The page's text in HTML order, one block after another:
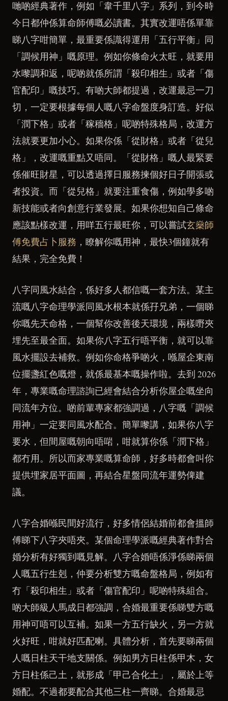
哋啲經典著作，例如「韋千里八字」系列，到今時
今日都仲係算命師傅嘅必讀書。其實改運唔係單靠
睇八字咁簡單，最重要係識得運用「五行平衡」同
「調候用神」嘅原理。例如你條命火太旺，就要用
水嚟調和返，呢啲就係所謂「殺印相生」或者「傷
官配印」嘅技巧。有啲大師都提過，改運最忌一刀
切，一定要根據每個人嘅八字命盤度身訂造。好似
「潤下格」或者「稼穡格」呢啲特殊格局，改運方
法就要更加小心。如果你係「從財格」或者「從兒
格」，改運嘅重點又唔同。「從財格」嘅人最緊要
係催旺財星，可以透過擇日服務揀個好日子開張或
者投資。而「從兒格」就要注重食傷，例如學多啲
新技能或者向創意行業發展。如果你想知自己條命
應該點樣改運，用咩五行最旺你，可以嘗試玄燊師
傅免費占卜服務 ，瞭解你嘅用神，最快3個鐘就有
結果，完全免費！
八字同風水結合，係好多人都信嘅一套方法。某主
流嘅八字命理學派同風水根本就係孖兄弟，一個睇
你嘅先天命格，一個幫你改善後天環境，兩樣嘢夾
埋先至最全面。如果你八字五行唔平衡，就可以靠
風水擺設去補救。例如你命格爭啲火，喺屋企東南
位擺盞紅色嘅燈，就係最基本嘅操作啦。去到 2026
年，專業嘅命理諮詢已經會結合分析你屋企嘅坐向
同流年方位。啲前輩專家都強調過，八字嘅「調候
用神」一定要同風水配合。簡單嚟講，如果你八字
要水，但間屋嘅朝向唔啱，咁就算你係「潤下格」
都冇用。所以而家專業嘅算命師，好多時都會叫你
提供埋家居平面圖，再結合星盤同流年運勢俾建
議。
八字合婚喺民間好流行，好多情侶結婚前都會搵師
傅睇下八字夾唔夾。某個命理學派嘅經典著作對合
婚分析有好獨到嘅見解。八字合婚唔係淨係睇兩個
人嘅五行生剋，仲要分析雙方嘅命盤格局，例如有
冇「殺印相生」或者「傷官配印」呢啲特殊組合。
啲大師級人馬成日都強調，合婚最重要係睇雙方嘅
用神可唔可以互補。如果一方五行缺火，另一方就
火好旺，咁就好匹配喇。具體分析，首先要睇兩個
人嘅日柱天干地支關係。例如男方日柱係甲木，女
方日柱係己土，就形成「甲己合化土」，屬於上等
婚配。不過都要配合其他三柱一齊睇。合婚最忌